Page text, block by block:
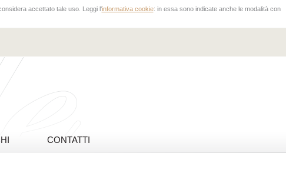
accettato tale uso. Leggi l'informativa cookie: in essa sono indicate anche le modalità con
CONTATTI